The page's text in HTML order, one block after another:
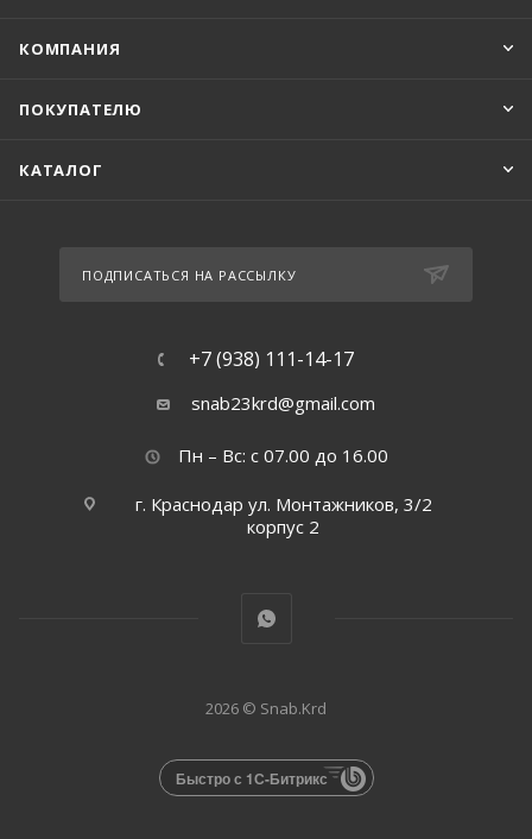
КОМПАНИЯ
ПОКУПАТЕЛЮ
КАТАЛОГ
ПОДПИСАТЬСЯ НА РАССЫЛКУ
+7 (938) 111-14-17
snab23krd@gmail.com
Пн – Вс: с 07.00 до 16.00
г. Краснодар ул. Монтажников, 3/2
корпус 2
2026 © Snab.Krd
Быстро с 1С-Битрикс